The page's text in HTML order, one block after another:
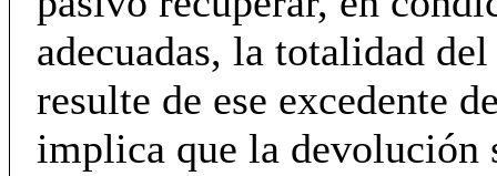
adecuadas, la totalidad
resulte de ese excedente
implica que la devolución